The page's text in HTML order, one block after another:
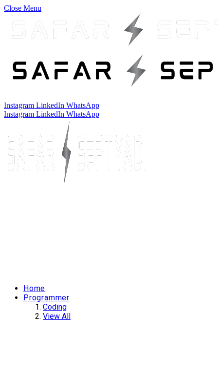
Close Menu
Instagram LinkedIn WhatsApp
Instagram LinkedIn WhatsApp
Home
Programmer
Coding
View All